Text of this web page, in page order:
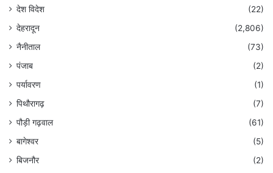
देश विदेश
(22)
देहरादून
(2,806)
नैनीताल
(73)
पंजाब
(2)
पर्यावरण
(1)
पिथौरागढ़
(7)
पौड़ी गढ़वाल
(61)
बागेश्वर
(5)
बिजनौर
(2)